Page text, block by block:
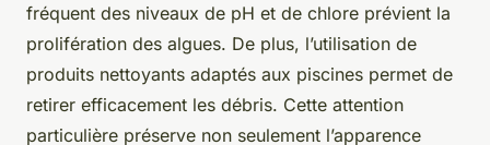
fréquent des niveaux de pH et de chlore prévient la
prolifération des algues. De plus, l’utilisation de
produits nettoyants adaptés aux piscines permet de
retirer efficacement les débris. Cette attention
particulière préserve non seulement l’apparence